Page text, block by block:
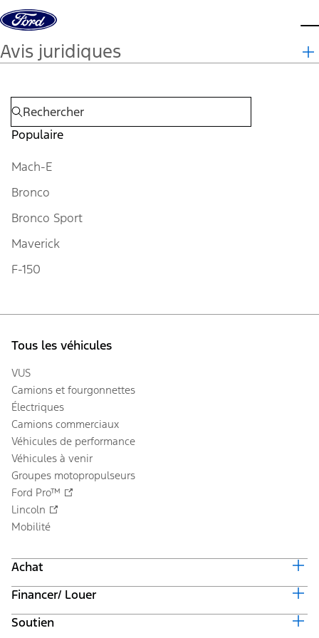
Aller au contenu
Avis juridiques
Populaire
Mach-E
Bronco
Bronco Sport
Maverick
F-150
Tous les véhicules
VUS
Camions et fourgonnettes
Électriques
Camions commerciaux
Véhicules de performance
Véhicules à venir
Groupes motopropulseurs
Ford Pro™
Lincoln
Mobilité
Achat
Équiper et obtenir un prix
Offres en cours
Suivi de commande automobile
Financer/ Louer
Valeur du véhicule d'échange
Soutien